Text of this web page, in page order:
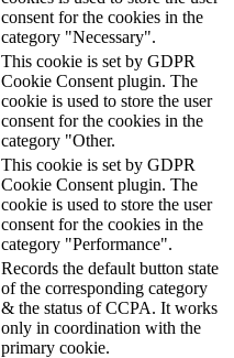
consent for the cookies in the
category "Necessary".
This cookie is set by GDPR
Cookie Consent plugin. The
cookie is used to store the user
consent for the cookies in the
category "Other.
This cookie is set by GDPR
Cookie Consent plugin. The
cookie is used to store the user
consent for the cookies in the
category "Performance".
Records the default button state
of the corresponding category
& the status of CCPA. It works
only in coordination with the
primary cookie.